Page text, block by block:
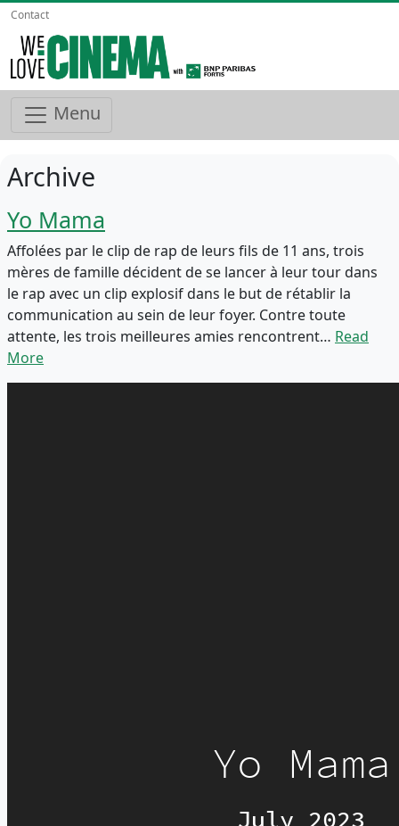
Contact
Menu
Archive
Yo Mama
Affolées par le clip de rap de leurs fils de 11 ans, trois
mères de famille décident de se lancer à leur tour dans
le rap avec un clip explosif dans le but de rétablir la
communication au sein de leur foyer. Contre toute
attente, les trois meilleures amies rencontrent… Read
More